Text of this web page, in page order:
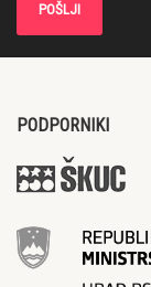
PODPORNIKI